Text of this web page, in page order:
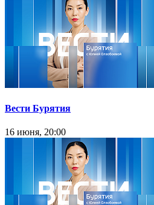
Вести Бурятия
16 июня, 20:00